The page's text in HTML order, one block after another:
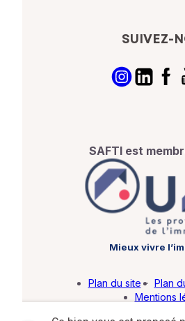
SUIVEZ-
SAFTI est
Mieux vivre
Plan du site · Plan
Mentions